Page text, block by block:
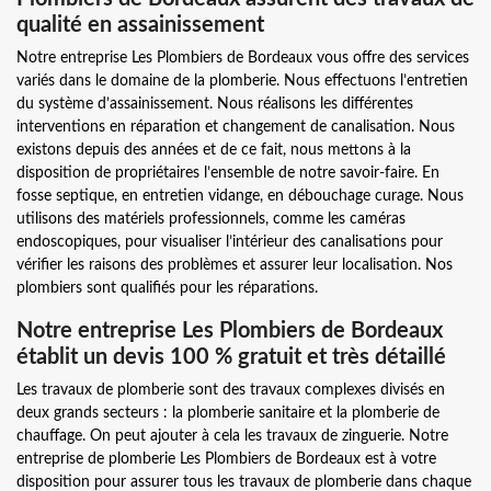
qualité en assainissement
Notre entreprise Les Plombiers de Bordeaux vous offre des services
variés dans le domaine de la plomberie. Nous effectuons l’entretien
du système d’assainissement. Nous réalisons les différentes
interventions en réparation et changement de canalisation. Nous
existons depuis des années et de ce fait, nous mettons à la
disposition de propriétaires l’ensemble de notre savoir-faire. En
fosse septique, en entretien vidange, en débouchage curage. Nous
utilisons des matériels professionnels, comme les caméras
endoscopiques, pour visualiser l’intérieur des canalisations pour
vérifier les raisons des problèmes et assurer leur localisation. Nos
plombiers sont qualifiés pour les réparations.
Notre entreprise Les Plombiers de Bordeaux
établit un devis 100 % gratuit et très détaillé
Les travaux de plomberie sont des travaux complexes divisés en
deux grands secteurs : la plomberie sanitaire et la plomberie de
chauffage. On peut ajouter à cela les travaux de zinguerie. Notre
entreprise de plomberie Les Plombiers de Bordeaux est à votre
disposition pour assurer tous les travaux de plomberie dans chaque